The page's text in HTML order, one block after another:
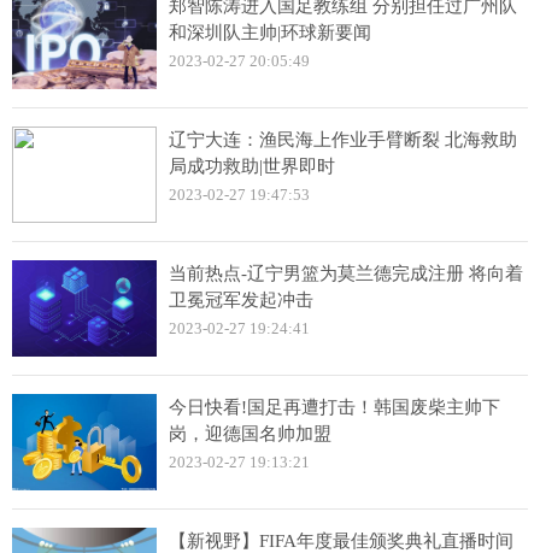
郑智陈涛进入国足教练组 分别担任过广州队
和深圳队主帅|环球新要闻
2023-02-27 20:05:49
辽宁大连：渔民海上作业手臂断裂 北海救助
局成功救助|世界即时
2023-02-27 19:47:53
当前热点-辽宁男篮为莫兰德完成注册 将向着
卫冕冠军发起冲击
2023-02-27 19:24:41
今日快看!国足再遭打击！韩国废柴主帅下
岗，迎德国名帅加盟
2023-02-27 19:13:21
【新视野】FIFA年度最佳颁奖典礼直播时间